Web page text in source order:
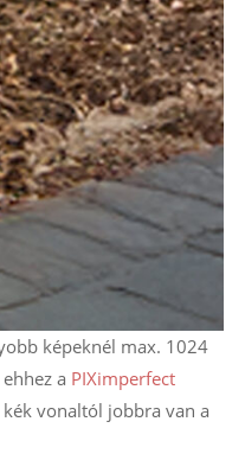
képeknél max. 1024
a PIXimperfect
vonaltól jobbra van a